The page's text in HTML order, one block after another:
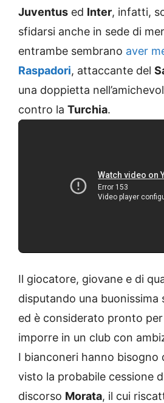
Juventus ed Inter, infatti,
sfidarsi anche in sede di
entrambe sembrano aver
Raspadori, attaccante del
una doppietta
contro la Turchia.
Il giocatore, giovane e di
disputando una buonissima
ed è considerato pronto
imporre in un club con
I bianconeri hanno bisogno
visto la probabile cessione
discorso Morata, il cui